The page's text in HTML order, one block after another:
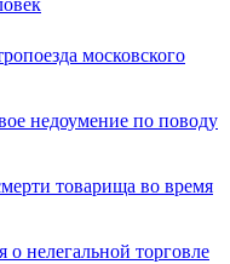
московского
недоумение по поводу
товарища во время
нелегальной торговле